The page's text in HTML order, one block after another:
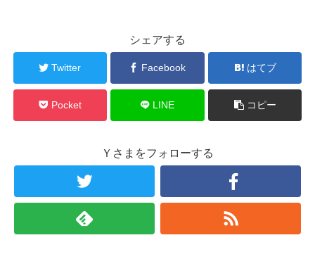
シェアする
Twitter Facebook はてブ
Pocket LINE コピー
Ｙさまをフォローする